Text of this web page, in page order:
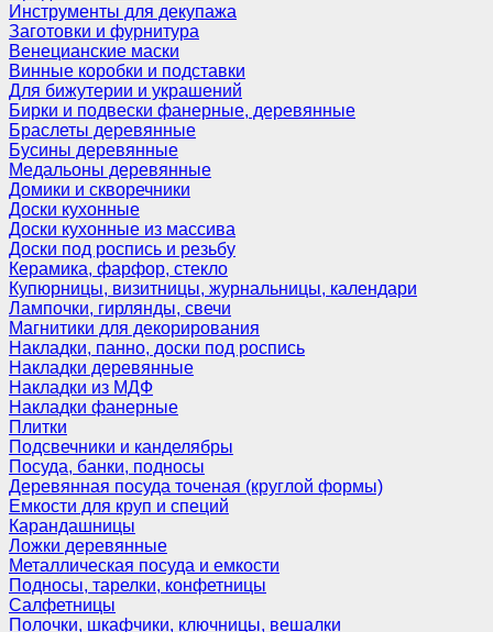
Инструменты для декупажа
Заготовки и фурнитура
Венецианские маски
Винные коробки и подставки
Для бижутерии и украшений
Бирки и подвески фанерные, деревянные
Браслеты деревянные
Бусины деревянные
Медальоны деревянные
Домики и скворечники
Доски кухонные
Доски кухонные из массива
Доски под роспись и резьбу
Керамика, фарфор, стекло
Купюрницы, визитницы, журнальницы, календари
Лампочки, гирлянды, свечи
Магнитики для декорирования
Накладки, панно, доски под роспись
Накладки деревянные
Накладки из МДФ
Накладки фанерные
Плитки
Подсвечники и канделябры
Посуда, банки, подносы
Деревянная посуда точеная (круглой формы)
Емкости для круп и специй
Карандашницы
Ложки деревянные
Металлическая посуда и емкости
Подносы, тарелки, конфетницы
Салфетницы
Полочки, шкафчики, ключницы, вешалки